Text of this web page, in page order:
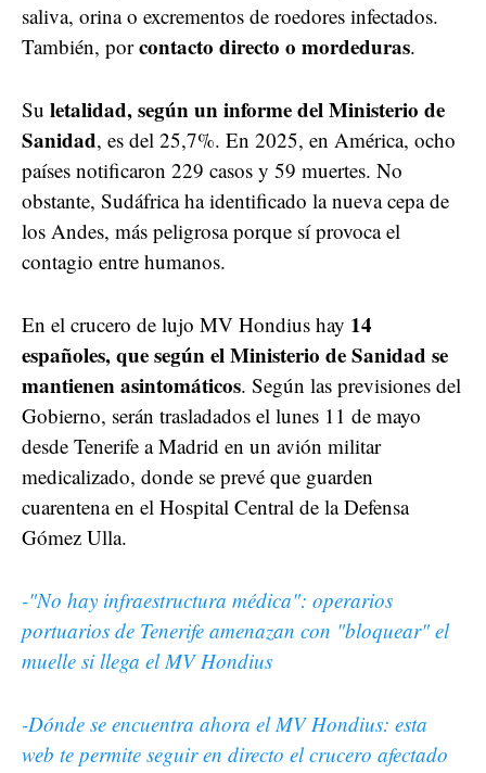
saliva, orina o excrementos de roedores infectados.
También, porcontacto directo o mordeduras.
Su letalidad, según un informe del Ministerio de
Sanidad, es del 25,7%. En 2025, en América, ocho
países notificaron 229 casos y 59 muertes. No
obstante, Sudáfrica ha identificado la nueva cepa de
los Andes, más peligrosa porque sí provoca el
contagio entre humanos.
En el crucero de lujo MV Hondius hay 14
españoles, que según el Ministerio de Sanidad se
mantienen asintomáticos. Según las previsiones del
Gobierno, serán trasladados el lunes 11 de mayo
desde Tenerife a Madrid en un avión militar
medicalizado, donde se prevé que guarden
cuarentena en el Hospital Central de la Defensa
Gómez Ulla.
-"No hay infraestructura médica": operarios
portuarios de Tenerife amenazan con "bloquear" el
muelle si llega el MV Hondius
-Dónde se encuentra ahora el MV Hondius: esta
web te permite seguir en directo el crucero afectado